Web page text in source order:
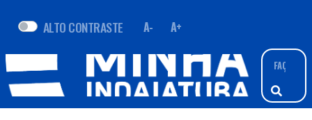
ALTO CONTRASTE A- A+